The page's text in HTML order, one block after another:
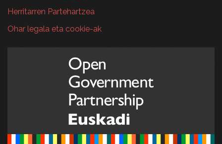
Herritarren Partehartzea
Ohar legala eta cookie-ak